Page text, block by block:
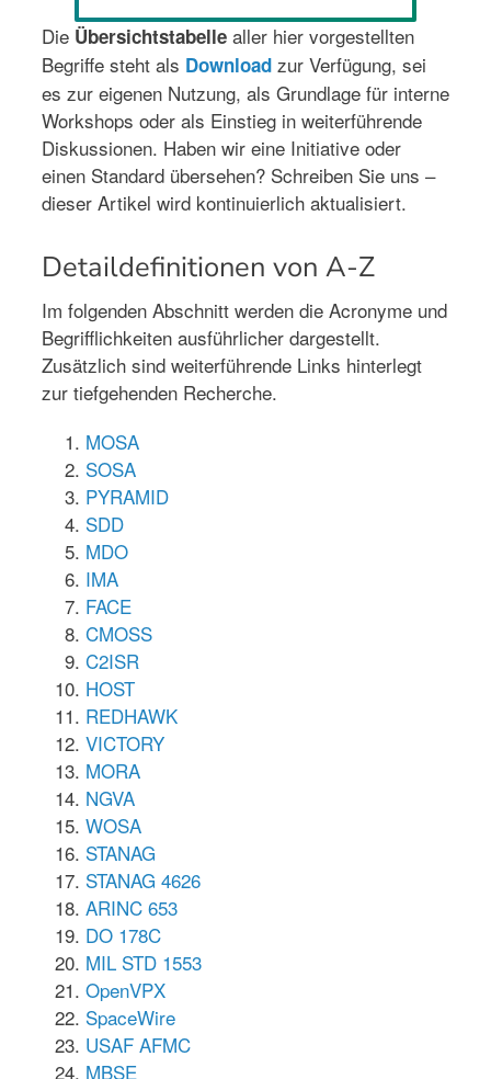
Die Übersichtstabelle aller hier vorgestellten
Begriffe steht als Download zur Verfügung, sei
es zur eigenen Nutzung, als Grundlage für interne
Workshops oder als Einstieg in weiterführende
Diskussionen. Haben wir eine Initiative oder
einen Standard übersehen? Schreiben Sie uns –
dieser Artikel wird kontinuierlich aktualisiert.
Detaildefinitionen von A-Z
Im folgenden Abschnitt werden die Acronyme und
Begrifflichkeiten ausführlicher dargestellt.
Zusätzlich sind weiterführende Links hinterlegt
zur tiefgehenden Recherche.
MOSA
SOSA
PYRAMID
SDD
MDO
IMA
FACE
CMOSS
C2ISR
HOST
REDHAWK
VICTORY
MORA
NGVA
WOSA
STANAG
STANAG 4626
ARINC 653
DO 178C
MIL STD 1553
OpenVPX
SpaceWire
USAF AFMC
MBSE